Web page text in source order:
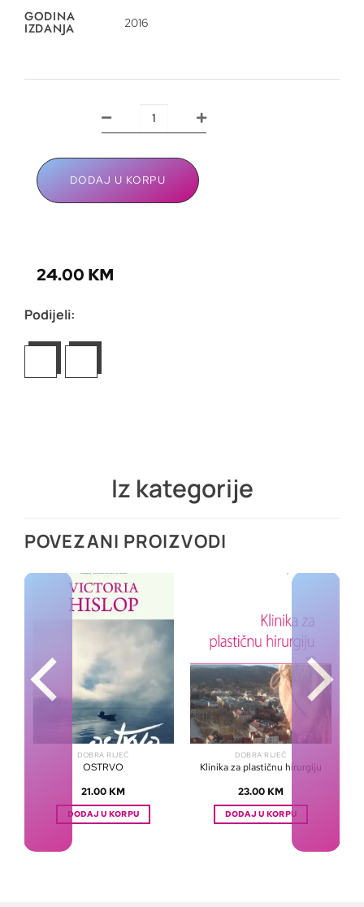
GODINA
IZDANJA 2016
DODAJ U KORPU
24.00 KM
Podijeli:
Iz kategorije
POVEZANI PROIZVODI
DOBRA RIJEČ
OSTRVO
21.00 KM
DODAJ U KORPU
DOBRA RIJEČ
Klinika za plastičnu hirurgiju
23.00 KM
DODAJ U KORPU